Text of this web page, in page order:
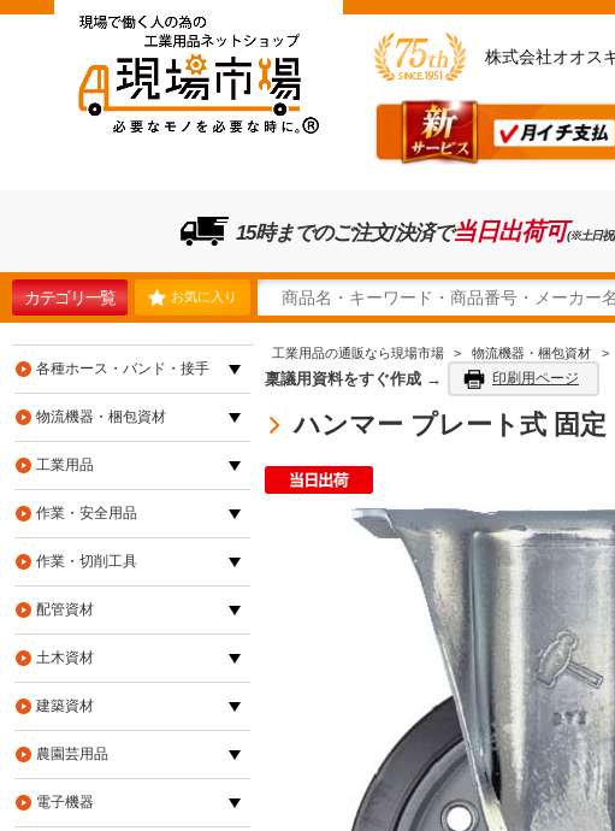
株式会社オオス
15時までのご注文/決済で当日出荷可(※土日祝
カテゴリ一覧 お気に入り
工業用品の通販なら現場市場 > 物流機器・梱包資材 >
稟議用資料をすぐ作成 → 印刷用ページ
ハンマー プレート式 固
各種ホース・バンド・接手
物流機器・梱包資材
工業用品
作業・安全用品
作業・切削工具
配管資材
土木資材
建築資材
農園芸用品
電子機器